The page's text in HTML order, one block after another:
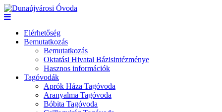
Elérhetőség
Bemutatkozás
Bemutatkozás
Oktatási Hivatal Bázisintézménye
Hasznos információk
Tagóvodák
Aprók Háza Tagóvoda
Aranyalma Tagóvoda
Bóbita Tagóvoda